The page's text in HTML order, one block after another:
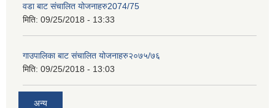
वडा बाट संचालित योजनाहरु2074/75
मिति: 09/25/2018 - 13:33
गाउपालिका बाट संचालित योजनाहरु२०७५/७६
मिति: 09/25/2018 - 13:03
अन्य